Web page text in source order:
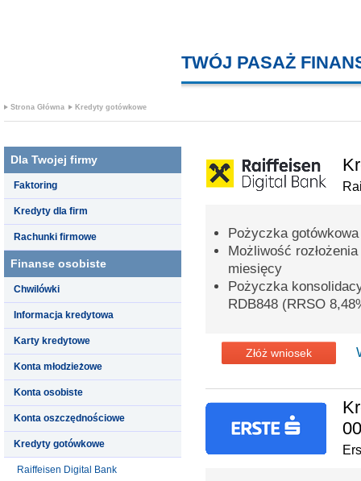
TWÓJ PASAŻ
Strona Główna Kredyty gotówkowe
Dla Twojej firmy
Faktoring
Kredyty dla firm
Rachunki firmowe
Finanse osobiste
Chwilówki
Informacja kredytowa
Karty kredytowe
Konta młodzieżowe
Konta osobiste
Konta oszczędnościowe
Kredyty gotówkowe
Raiffeisen Digital Bank
Pożyczka gotówkowa
Możliwość
miesięcy
Pożyczka
RDB848 (RRSO
Złóż wniosek